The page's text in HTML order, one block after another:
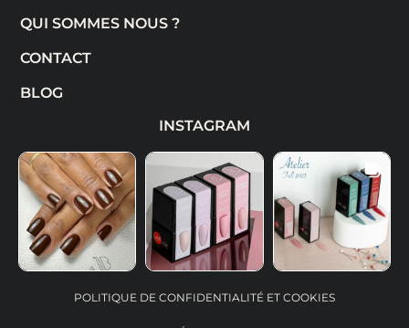
QUI SOMMES NOUS ?
CONTACT
BLOG
INSTAGRAM
POLITIQUE DE CONFIDENTIALITÉ ET COOKIES